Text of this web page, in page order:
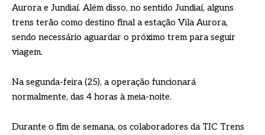
Aurora e Jundiaí. Além disso, no sentido Jundiaí, alguns
trens terão como destino final a estação Vila Aurora,
sendo necessário aguardar o próximo trem para seguir
viagem.
Na segunda-feira (25), a operação funcionará
normalmente, das 4 horas à meia-noite.
Durante o fim de semana, os colaboradores da TIC Trens